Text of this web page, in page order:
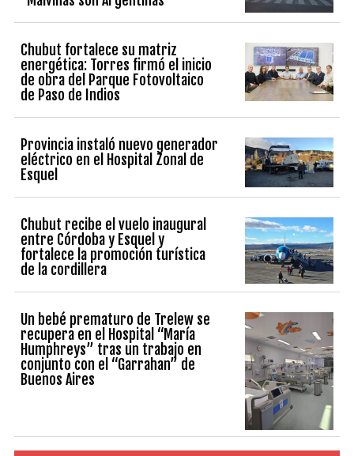
Chubut fortalece su matriz
energética: Torres firmó el inicio
de obra del Parque Fotovoltaico
de Paso de Indios
Provincia instaló nuevo generador
eléctrico en el Hospital Zonal de
Esquel
Chubut recibe el vuelo inaugural
entre Córdoba y Esquel y
fortalece la promoción turística
de la cordillera
Un bebé prematuro de Trelew se
recupera en el Hospital “María
Humphreys” tras un trabajo en
conjunto con el “Garrahan” de
Buenos Aires